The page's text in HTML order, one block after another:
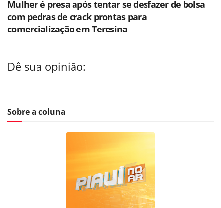
Mulher é presa após tentar se desfazer de bolsa
com pedras de crack prontas para
comercialização em Teresina
Dê sua opinião:
Sobre a coluna